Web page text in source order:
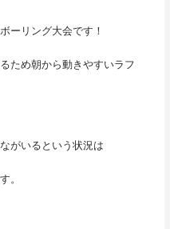
ーリング大会です！
ため朝から動きやすいラフ
がいるという状況は
。